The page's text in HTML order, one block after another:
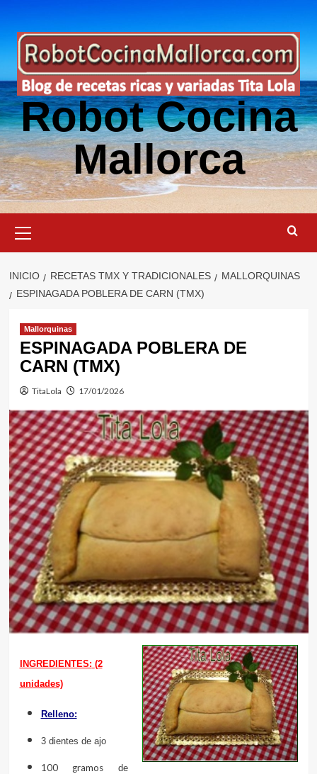
contenido
Robot Cocina
Mallorca
primario
INICIO RECETAS TMX Y TRADICIONALES
MALLORQUINAS
ESPINAGADA POBLERA DE CARN (TMX)
Mallorquinas
ESPINAGADA POBLERA DE
CARN (TMX)
TitaLola 17/01/2026
INGREDIENTES: (2
unidades)
Relleno:
3 dientes de ajo
100 gramosde